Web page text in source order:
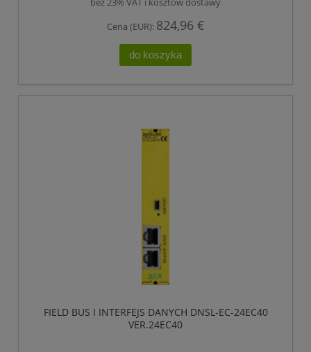
Cena (EUR): 824,96 €
do koszyka
FIELD BUS I INTERFEJS DANYCH DNSL-EC-24EC40
VER.24EC40